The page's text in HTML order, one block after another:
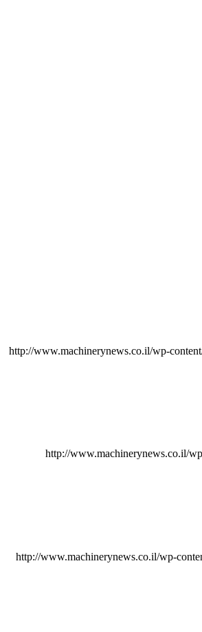
http://www.machinerynews.co.il/wp-
http://www.machinerynews.co.il/
http://www.machinerynews.co.il/wp-